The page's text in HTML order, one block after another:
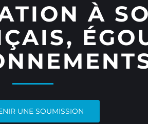
À
UNE SOUMISSION